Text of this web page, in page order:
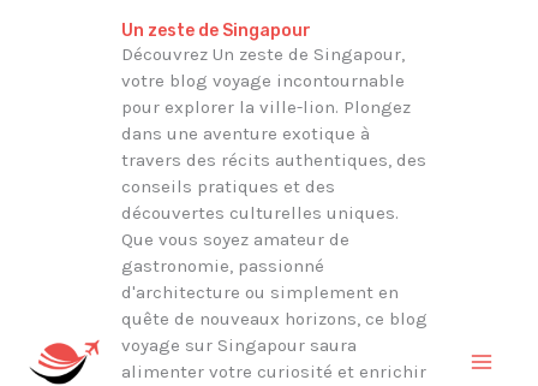
Un zeste de Singapour
Découvrez Un zeste de Singapour,
votre blog voyage incontournable
pour explorer la ville-lion. Plongez
dans une aventure exotique à
travers des récits authentiques, des
conseils pratiques et des
découvertes culturelles uniques.
Que vous soyez amateur de
gastronomie, passionné
d'architecture ou simplement en
quête de nouveaux horizons, ce blog
voyage sur Singapour saura
alimenter votre curiosité et enrichir
Rechercher